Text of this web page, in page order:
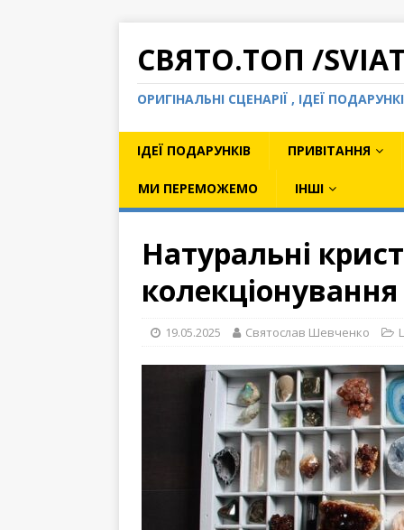
СВЯТО.ТОП /
ОРИГІНАЛЬНІ СЦЕНАРІЇ , ІДЕЇ
ІДЕЇ ПОДАРУНКІВ ПРИВІТАННЯ
МИ ПЕРЕМОЖЕМО ІНШІ
Натуральні
колекціонування
19.05.2025 Святослав Шевченко